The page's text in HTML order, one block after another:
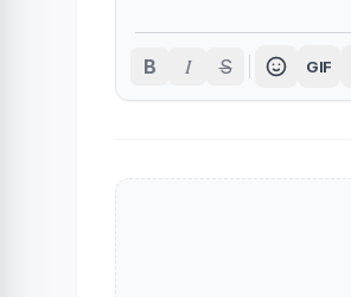
B I S GIF